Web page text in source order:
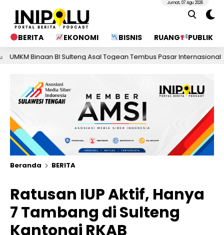
BERITA EKONOMI BISNIS RUANG PUBLIK
Jumat, 07 Agu 2026
BI Sulteng Asal Togean Tembus Pasar Internasional 3
Beranda BERITA
Ratusan IUP Aktif, Hanya
7 Tambang di Sulteng
Kantongi RKAB